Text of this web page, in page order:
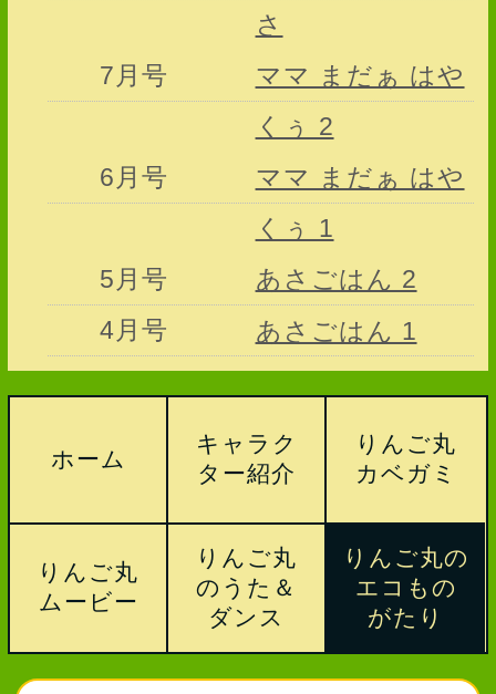
さ
7月号
ママ まだぁ はや
くぅ 2
6月号
ママ まだぁ はや
くぅ 1
5月号
あさごはん 2
4月号
あさごはん 1
ホーム
キャラク
ター紹介
りんご丸
カベガミ
りんご丸
ムービー
りんご丸
のうた＆
ダンス
りんご丸の
エコもの
がたり